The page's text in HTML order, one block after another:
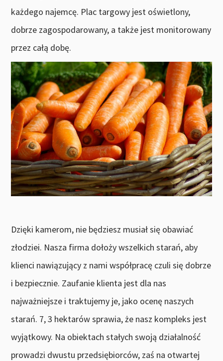
każdego najemcę. Plac targowy jest oświetlony,
dobrze zagospodarowany, a także jest monitorowany
przez całą dobę.
Dzięki kamerom, nie będziesz musiał się obawiać
złodziei. Nasza firma dołoży wszelkich starań, aby
klienci nawiązujący z nami współpracę czuli się dobrze
i bezpiecznie. Zaufanie klienta jest dla nas
najważniejsze i traktujemy je, jako ocenę naszych
starań. 7, 3 hektarów sprawia, że nasz kompleks jest
wyjątkowy. Na obiektach stałych swoją działalność
prowadzi dwustu przedsiębiorców, zaś na otwartej